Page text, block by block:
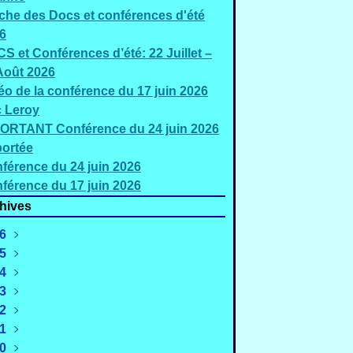
des Docs et conférences d'été
et Conférences d’été: 22 Juillet –
2026
de la conférence du 17 juin 2026
Leroy
Conférence du 24 juin 2026
du 24 juin 2026
du 17 juin 2026
(2)